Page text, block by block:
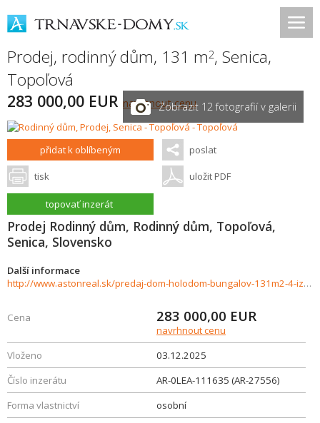
Prodej, rodinný dům, 131 m2, Senica,
Topoľová
283 000,00 EUR navrhnout cenuZobrazit 12 fotografií v galerii
přidat k oblíbeným poslat
tisk uložit PDF
topovať inzerát
Prodej Rodinný dům, Rodinný dům, Topoľová,
Senica, Slovensko
Další informace
http://www.astonreal.sk/predaj-dom-holodom-bungalov-131m2-4-izby-senica-topolova-695983
Cena 283 000,00 EUR
navrhnout cenu
Vloženo
03.12.2025
Číslo inzerátu
AR-0LEA-111635 (AR-27556)
Forma vlastnictví
osobní